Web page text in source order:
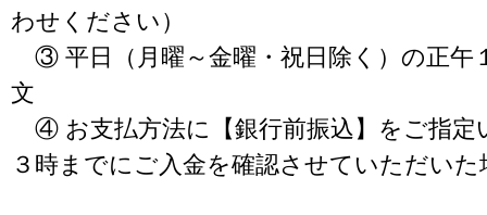
わせください）
③ 平日（月曜～金曜・祝日除く）の正午
文
④ お支払方法に【銀行前振込】をご指定
３時までにご入金を確認させていただいた